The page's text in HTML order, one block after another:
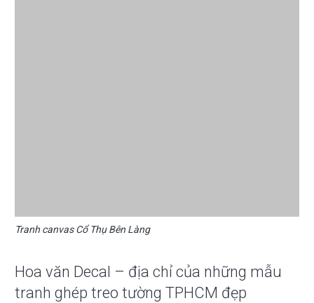
Tranh canvas Cổ Thụ Bên Làng
Hoa văn Decal – địa chỉ của những mẫu
tranh ghép treo tường TPHCM đẹp